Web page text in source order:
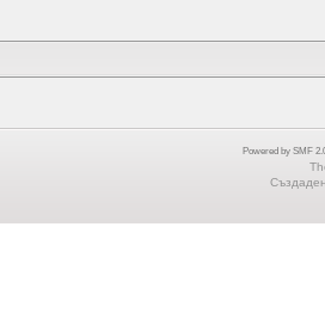
Powered by SMF